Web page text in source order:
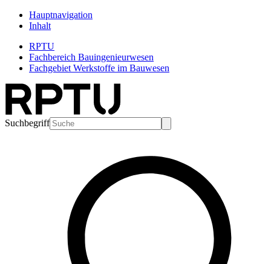
Hauptnavigation
Inhalt
RPTU
Fachbereich Bauingenieurwesen
Fachgebiet Werkstoffe im Bauwesen
Suchbegriff